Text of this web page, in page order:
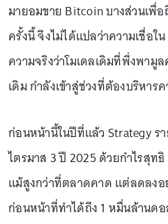
มายอมขาย Bitcoin บางส่วนเพื่
ครั้งนี้ จึงไม่ได้แปลว่าความเชื่อ
ความจริงว่าโมเดลเดิมที่พึ่งพา
เดิม กำลังเข้าสู่ช่วงที่ต้องบริหาร
ก่อนหน้านี้ในปีที่แล้ว Strategy ร
ไตรมาส 3 ปี 2025 ด้วยกำไรสุท
แม้สูงกว่าที่ตลาดคาด แต่ลดลง
ก่อนหน้าที่ทำได้ถึง 1 หมื่นล้านด